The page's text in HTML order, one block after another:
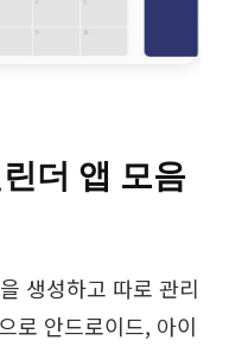
더 앱 모음
생성하고 따로 관리
로 안드로이드, 아이